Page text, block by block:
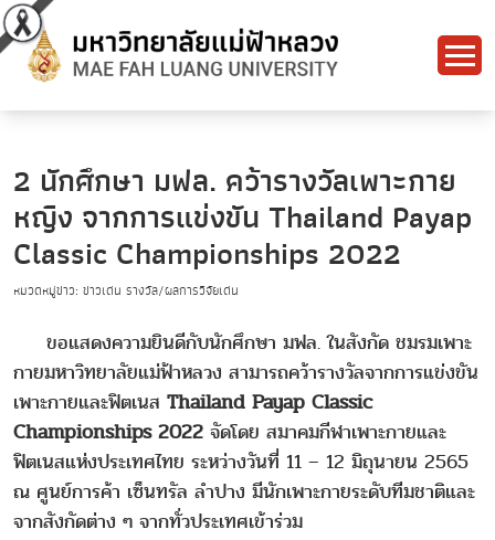
2 นักศึกษา มฟล. คว้ารางวัลเพาะกาย
หญิง จากการแข่งขัน Thailand Payap
Classic Championships 2022
หมวดหมู่ข่าว: ข่าวเด่น รางวัล/ผลการวิจัยเด่น
ขอแสดงความยินดีกับนักศึกษา มฟล. ในสังกัด ชมรมเพาะ
กายมหาวิทยาลัยแม่ฟ้าหลวง สามารถคว้ารางวัลจากการแข่งขัน
เพาะกายและฟิตเนส Thailand Payap Classic
Championships 2022 จัดโดย สมาคมกีฬาเพาะกายและ
ฟิตเนสแห่งประเทศไทย ระหว่างวันที่ 11 – 12 มิถุนายน 2565
ณ ศูนย์การค้า เซ็นทรัล ลำปาง มีนักเพาะกายระดับทีมชาติและ
จากสังกัดต่าง ๆ จากทั่วประเทศเข้าร่วม